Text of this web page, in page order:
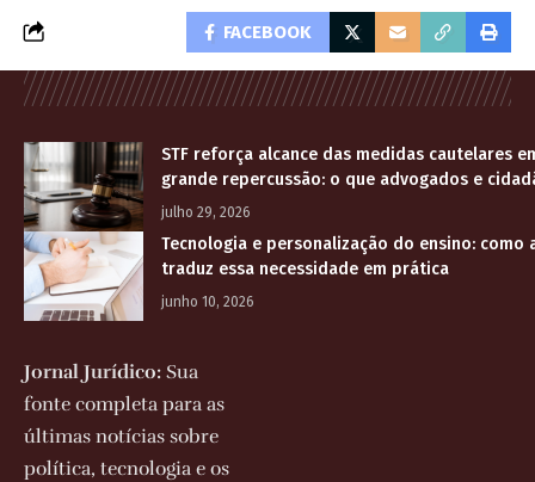
FACEBOOK
STF reforça alcance das medidas cautelares
grande repercussão: o que advogados e
julho 29, 2026
Tecnologia e personalização do ensino: como
traduz essa necessidade em prática
junho 10, 2026
Jornal Jurídico: Sua
fonte completa para as
últimas notícias sobre
política, tecnologia e os